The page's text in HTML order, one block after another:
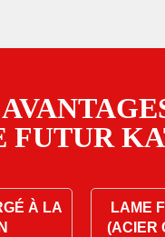
FUTUR
À LA
LAME
(ACIER